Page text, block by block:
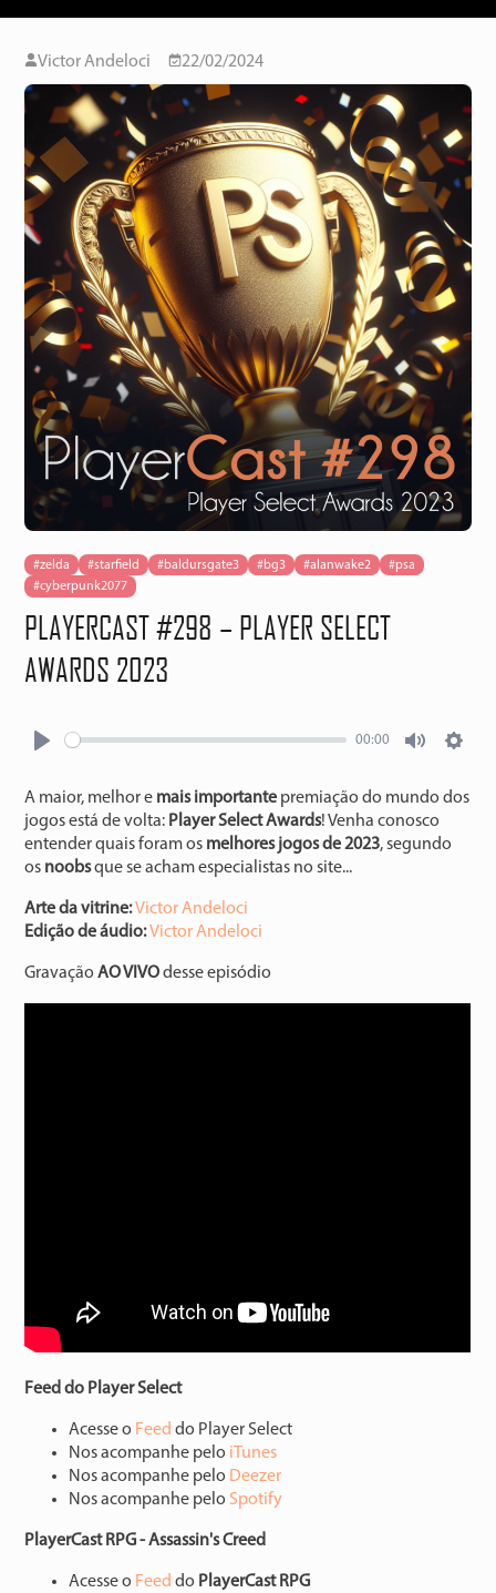
Victor Andeloci 22/02/2024
#zelda #starfield #baldursgate3 #bg3 #alanwake2
#psa
#cyberpunk2077
PLAYERCAST #298 – PLAYER SELECT
AWARDS 2023
00:00
A maior, melhor e mais importante premiação do mundo dos
jogos está de volta: Player Select Awards! Venha conosco
entender quais foram os melhores jogos de 2023, segundo
os noobsque se acham especialistas no site...
Arte da vitrine:⁠⁠⁠⁠⁠⁠⁠⁠⁠⁠⁠Victor Andeloci⁠⁠⁠⁠⁠⁠⁠⁠⁠⁠
Edição de áudio:⁠⁠⁠⁠⁠⁠⁠⁠⁠⁠⁠Victor Andeloci⁠⁠⁠⁠⁠⁠⁠⁠⁠⁠
GravaçãoAO VIVOdesse episódio
Feed do Player Select
Acesse o ⁠⁠⁠⁠⁠⁠⁠⁠⁠⁠⁠⁠⁠⁠⁠Feed⁠⁠⁠⁠⁠⁠⁠⁠⁠⁠⁠⁠⁠⁠⁠ do Player Select
Nos acompanhe pelo ⁠⁠⁠⁠⁠⁠⁠⁠⁠⁠⁠⁠⁠⁠⁠iTunes⁠⁠⁠⁠⁠⁠⁠⁠⁠⁠⁠⁠⁠⁠⁠
Nos acompanhe pelo ⁠⁠⁠⁠⁠⁠⁠⁠⁠⁠⁠⁠⁠⁠⁠Deezer⁠⁠⁠⁠⁠⁠⁠⁠⁠⁠⁠⁠⁠⁠⁠
Nos acompanhe pelo ⁠⁠⁠⁠⁠⁠⁠⁠⁠⁠⁠⁠⁠⁠⁠Spotify⁠⁠⁠⁠⁠⁠⁠⁠⁠⁠⁠⁠⁠⁠⁠
PlayerCast RPG - Assassin's Creed
Acesse o ⁠⁠⁠⁠⁠⁠⁠⁠⁠⁠⁠⁠⁠⁠⁠⁠Feed⁠⁠⁠⁠⁠⁠⁠⁠⁠⁠⁠⁠⁠⁠⁠⁠ do PlayerCast RPG